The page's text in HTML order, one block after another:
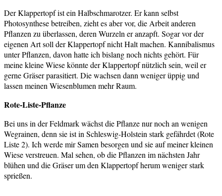
Der Klappertopf ist ein Halbschmarotzer. Er kann selbst
Photosynthese betreiben, zieht es aber vor, die Arbeit anderen
Pflanzen zu überlassen, deren Wurzeln er anzapft. Sogar vor der
eigenen Art soll der Klappertopf nicht Halt machen. Kannibalismus
unter Pflanzen, davon hatte ich bislang noch nichts gehört. Für
meine kleine Wiese könnte der Klappertopf nützlich sein, weil er
gerne Gräser parasitiert. Die wachsen dann weniger üppig und
lassen meinen Wiesenblumen mehr Raum.
Rote-Liste-Pflanze
Bei uns in der Feldmark wächst die Pflanze nur noch an wenigen
Wegrainen, denn sie ist in Schleswig-Holstein stark gefährdet (Rote
Liste 2). Ich werde mir Samen besorgen und sie auf meiner kleinen
Wiese verstreuen. Mal sehen, ob die Pflanzen im nächsten Jahr
blühen und die Gräser um den Klappertopf herum weniger stark
sprießen.